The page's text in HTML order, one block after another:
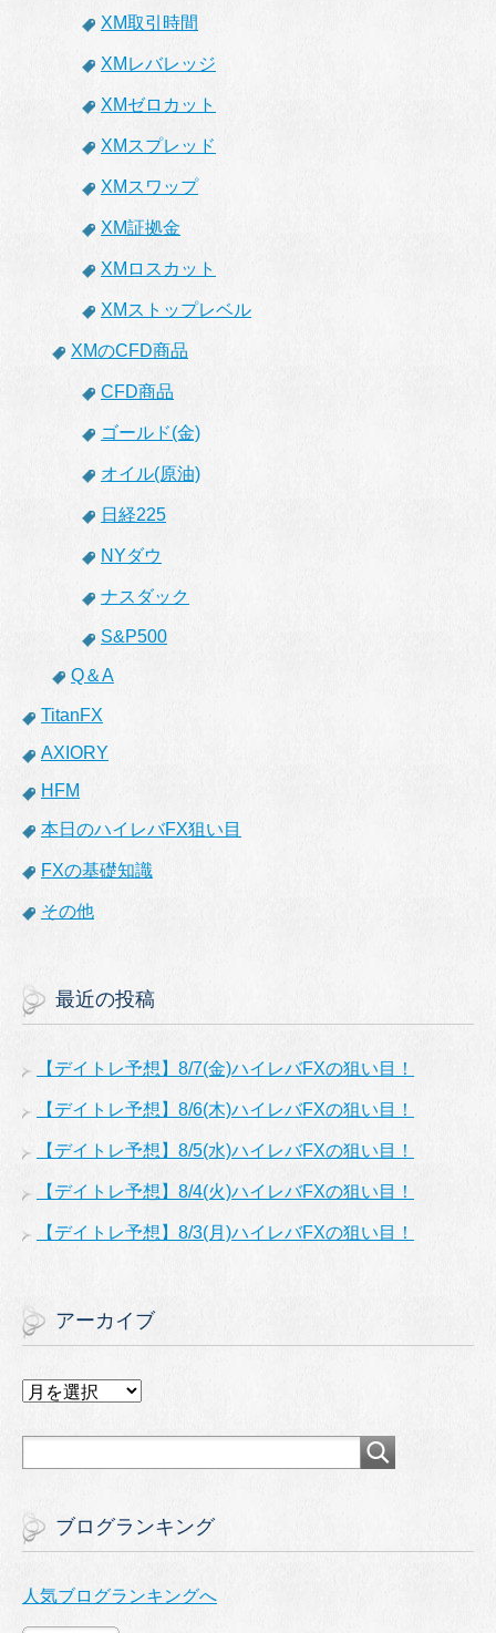
XM取引時間
XMレバレッジ
XMゼロカット
XMスプレッド
XMスワップ
XM証拠金
XMロスカット
XMストップレベル
XMのCFD商品
CFD商品
ゴールド(金)
オイル(原油)
日経225
NYダウ
ナスダック
S&P500
Q＆A
TitanFX
AXIORY
HFM
本日のハイレバFX狙い目
FXの基礎知識
その他
最近の投稿
【デイトレ予想】8/7(金)ハイレバFXの狙い目！
【デイトレ予想】8/6(木)ハイレバFXの狙い目！
【デイトレ予想】8/5(水)ハイレバFXの狙い目！
【デイトレ予想】8/4(火)ハイレバFXの狙い目！
【デイトレ予想】8/3(月)ハイレバFXの狙い目！
アーカイブ
ア
カ
ブログランキング
人気ブログランキングへ